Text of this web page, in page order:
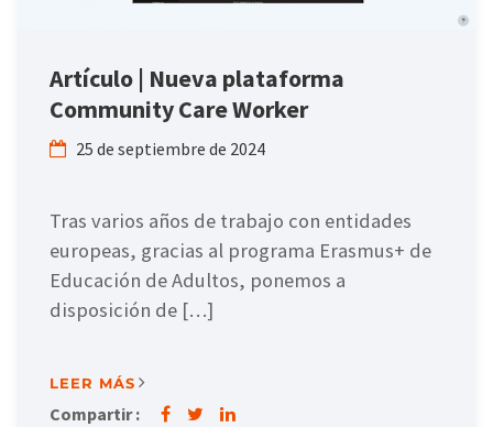
Artículo | Nueva plataforma
Community Care Worker
25 de septiembre de 2024
Tras varios años de trabajo con entidades
europeas, gracias al programa Erasmus+ de
Educación de Adultos, ponemos a
disposición de […]
LEER MÁS
Compartir :